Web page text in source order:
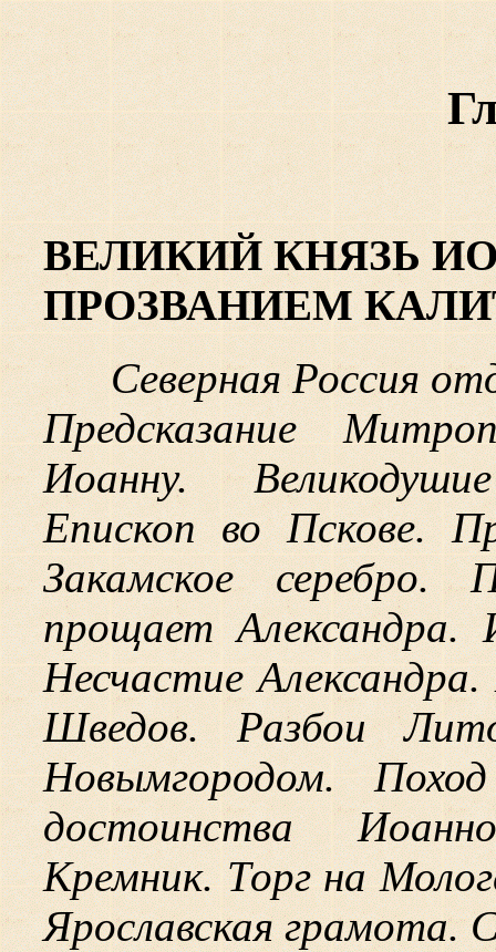
ВЕЛИКИЙ КНЯЗЬ
ПРОЗВАНИЕМ
Северная Россия
Предсказание
Иоанну.
Епископ во Пскове.
Закамское серебро.
прощает Александра.
Несчастие
Шведов. Разбои
Новымгородом.
достоинства
Кремник. Торг на
Ярославская грамота.